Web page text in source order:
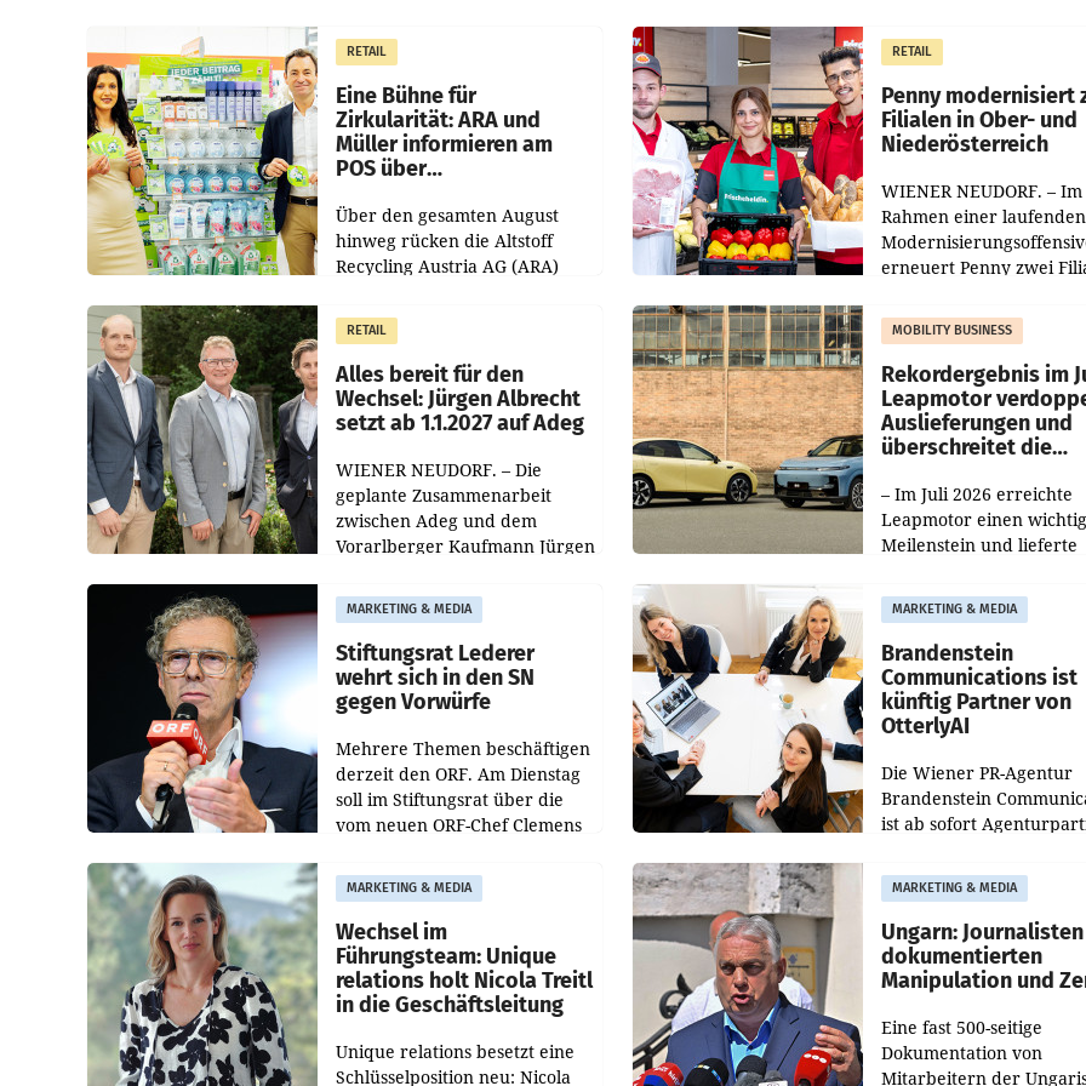
RETAIL
Eine Bühne für
Zirkularität: ARA und
Müller informieren am
POS über
Über den gesamten August
hinweg rücken die Altstoff
Recycling Austria AG (ARA)
Müller die Initiative „Kreislauf-
Helden“ in allen
österreichischen Müller-Filialen
RETAIL
Penny modernisiert
Filialen in Ober- und
Niederösterreich
WIENER NEUDORF. – Im
Rahmen einer laufenden
erneuert Penny zwei
Die beiden Standorte
Haag sowie im rund
RETAIL
Alles bereit für den
Wechsel: Jürgen Albrecht
setzt ab 1.1.2027 auf Adeg
WIENER NEUDORF. – Die
geplante Zusammenarbeit
zwischen Adeg und dem
Vorarlberger Kaufmann Jürgen
freigegeben: Die
Bundeswettbewerbsbehörde
und der Bundeskartellanwalt
MOBILITY BUSINESS
Rekordergebnis im
Leapmotor
Auslieferungen und
überschreitet die
– Im Juli 2026 erreichte
Leapmotor einen
Meilenstein und lieferte
aus, womit sich das
gegenüber Juli 2025
verdoppelte (+102
MARKETING & MEDIA
Stiftungsrat Lederer
wehrt sich in den SN
gegen Vorwürfe
Mehrere Themen beschäftigen
derzeit den ORF. Am Dienstag
soll im Stiftungsrat über die
vom neuen ORF-Chef Clemens
Besetzungen für die
Direktionen abgestimmt
werden.
MARKETING & MEDIA
Brandenstein
Communications ist
künftig Partner von
OtterlyAI
Die Wiener PR-Agentur
Brandenstein
ist ab sofort
Optimierungsplattform
OtterlyAI. Damit baut die
Agentur ihr
MARKETING & MEDIA
Wechsel im
Führungsteam: Unique
relations holt Nicola Treitl
in die Geschäftsleitung
Unique relations besetzt eine
Schlüsselposition neu: Nicola
MARKETING & MEDIA
Ungarn: Journalisten
dokumentierten
Manipulation und
Eine fast 500-seitige
Dokumentation von
Mitarbeitern der